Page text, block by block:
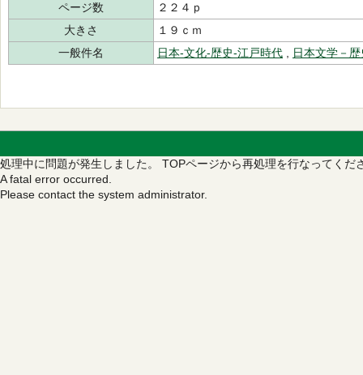
ページ数
２２４ｐ
大きさ
１９ｃｍ
一般件名
日本‐文化‐歴史‐江戸時代 日本文学－
処理中に問題が発生しました。 TOPページから再処理を行なってくだ
A fatal error occurred.
Please contact the system administrator.